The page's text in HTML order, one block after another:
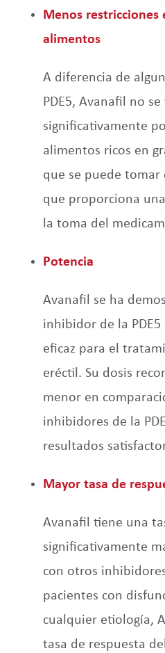
Menos restricciones
alimentos
A diferencia de
PDE5, Avanafil no
significativamente
alimentos ricos en
que se puede
que proporciona
la toma del
Potencia
Avanafil se ha
inhibidor de la
eficaz para el
eréctil. Su dosis
menor en
inhibidores de la
resultados
Mayor tasa de
Avanafil tiene una
significativamente
con otros
pacientes con
cualquier etiología,
tasa de respuesta